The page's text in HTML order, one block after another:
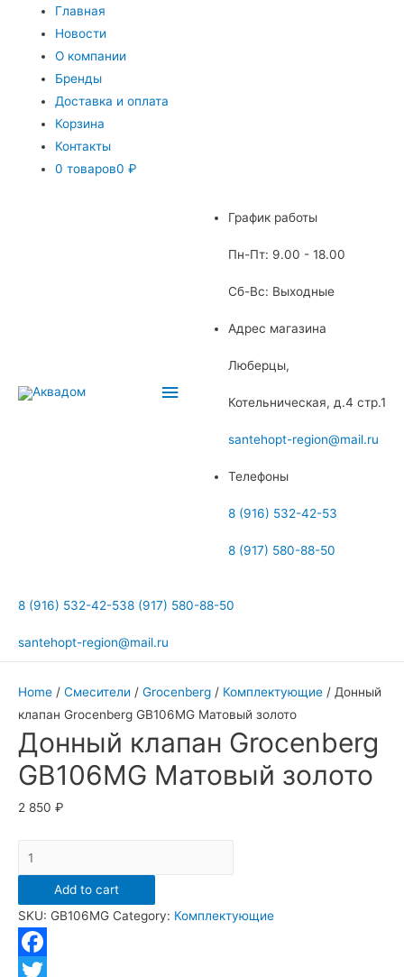
Главная
Новости
О компании
Бренды
Доставка и оплата
Корзина
Контакты
0 товаров0 ₽
Главное
График работы
Пн-Пт: 9.00 - 18.00
Сб-Вс: Выходные
Адрес магазина
Люберцы,
Котельническая, д.4 стр.1
santehopt-region@mail.ru
Телефоны
8 (916) 532-42-53
8 (917) 580-88-50
8 (916) 532-42-538 (917) 580-88-50
santehopt-region@mail.ru
Home / Смесители / Grocenberg / Комплектующие / Донный
клапан Grocenberg GB106MG Матовый золото
Донный клапан Grocenberg
GB106MG Матовый золото
2 850 ₽
Донный
клапан
Grocenberg
GB106MG
Матовый
золото
Add to cart
SKU: GB106MG Category: Комплектующие
Facebook